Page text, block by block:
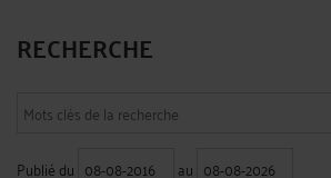
RECHERCHE
Publié du au